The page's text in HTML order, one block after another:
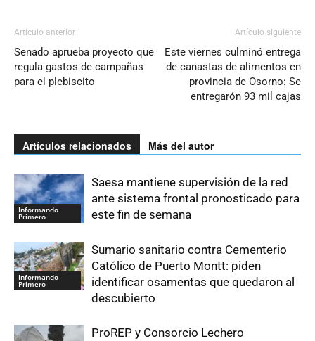
Artículo anterior
Senado aprueba proyecto que
regula gastos de campañas
para el plebiscito
Artículo siguiente
Este viernes culminó entrega
de canastas de alimentos en
provincia de Osorno: Se
entregarón 93 mil cajas
Artículos relacionados Más del autor
Informando
Primero
Saesa mantiene supervisión de la red
ante sistema frontal pronosticado para
este fin de semana
Informando
Primero
Sumario sanitario contra Cementerio
Católico de Puerto Montt: piden
identificar osamentas que quedaron al
descubierto
ProREP y Consorcio Lechero